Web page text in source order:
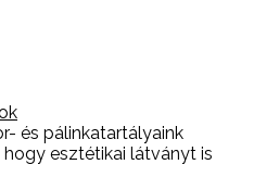
és pálinkatartályaink
esztétikai látványt is